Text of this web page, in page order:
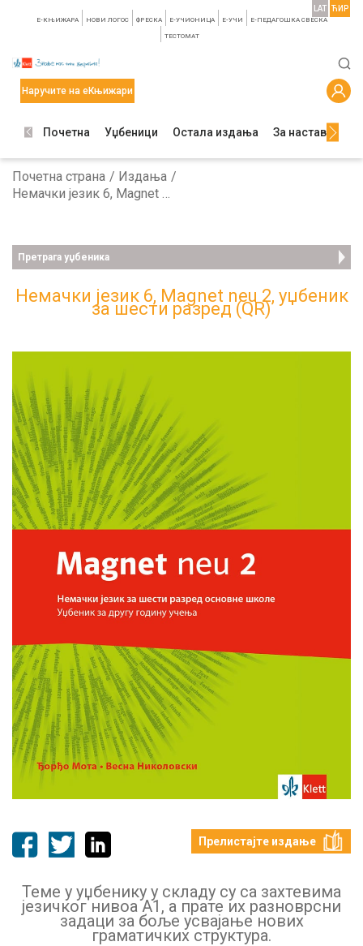
E-КЊИЖАРА НОВИ ЛОГОС ФРЕСКА E-УЧИОНИЦА E-УЧИ Е-ПЕДАГОШКА СВЕСКА
TЕСТОМАТ
LAT ЋИР
Наручите на еКњижари
Почетна Уџбеници Остала издања За наставнике
Почетна страна
Издања
Немачки језик 6, Magnet neu 2, уџбеник за шести разред (QR)
Претрага уџбеника
Немачки језик 6, Magnet neu 2, уџбеник
за шести разред (QR)
Прелистајте издање
Теме у уџбенику у складу су са захтевима
језичког нивоа А1, а прате их разноврсни
задаци за боље усвајање нових
граматичких структура.